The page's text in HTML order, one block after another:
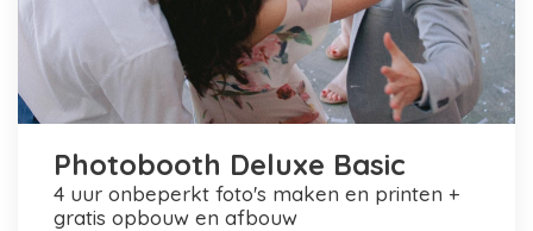
Photobooth Deluxe Basic
4 uur onbeperkt foto's maken en printen +
gratis opbouw en afbouw